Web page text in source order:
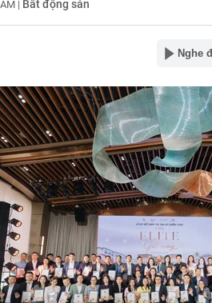
Su-57 ẩn chứa bất ngờ lớn: Nhược
Cô gái vô danh nổi tiếng sau một đêm
Nhà nước quyết định giá đất, bất động
Một 'vua pin' tuyên bố sẽ xây 10.000
2028, phục vụ 1 triệu xe mỗi ngày chỉ
Tờ báo năm 1997 bỗng gây sốt MXH vì
xinh: Ngoài đời cô gái này giờ đã là
Bắt Lê Quang Trọng SN 2000 và 29
tang vật thu giữ đặc biệt lớn
Ukraine tăng tốc, Nga không đứng yên:
diễn ra ở một mặt trận khác
Khi nào chạy thử đường sắt gần 9.000
Tập đoàn Mường Thanh vừa công bố
| Bất động sản
Nghe